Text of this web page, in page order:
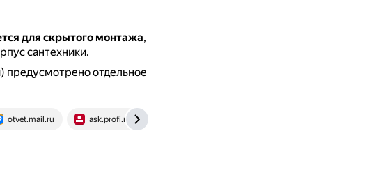
для скрытого монтажа,
сантехники.
предусмотрено отдельное
otvet.mail.ru ask.profi.ru